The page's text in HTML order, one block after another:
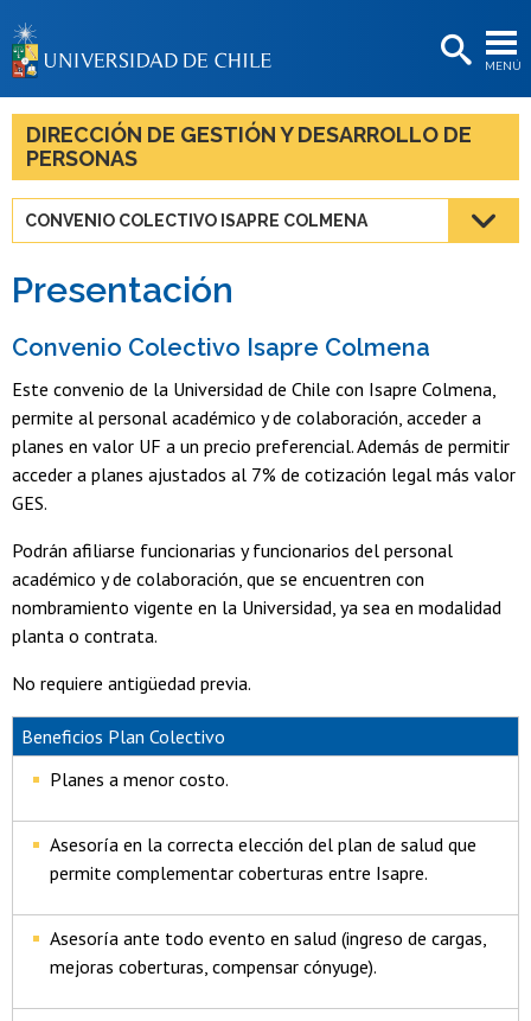
MENÚ
BIBLIOTECAS
LA UNIVERSIDAD
Estudiantes
Egresadas/os
DIRECCIÓN DE GESTIÓN Y DESARROLLO DE
PERSONAS
CONVENIO COLECTIVO ISAPRE COLMENA
Presentación
Convenio Colectivo Isapre Colmena
Este convenio de la Universidad de Chile con Isapre Colmena,
permite al personal académico y de colaboración, acceder a
planes en valor UF a un precio preferencial. Además de permitir
acceder a planes ajustados al 7% de cotización legal más valor
GES.
Podrán afiliarse funcionarias y funcionarios del personal
académico y de colaboración, que se encuentren con
nombramiento vigente en la Universidad, ya sea en modalidad
planta o contrata.
No requiere antigüedad previa.
Beneficios Plan Colectivo
Planes a menor costo.
Asesoría en la correcta elección del plan de salud que
permite complementar coberturas entre Isapre.
Asesoría ante todo evento en salud (ingreso de cargas,
mejoras coberturas, compensar cónyuge).